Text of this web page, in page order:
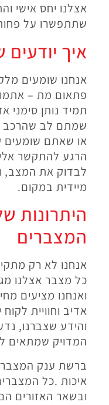
אצלנו יחס אישי
שתתפשרו על
איך
אנחנו שומעים
פתאום מת –
תמיד נותן
שמתם לב שהרכב
או שאתם שומעים
הרגע להתקשר
לבדוק את המצב,
מיידית במקום.
היתרונות
המצברים
אנחנו לא רק
כל מצבר אצלנו
ואנחנו מציעים
אדיב וחוויית לקוח
והידע שצברנו,
המדויק שמתאים
ברשת ענק
איכות.כל
ובשאר האזורים